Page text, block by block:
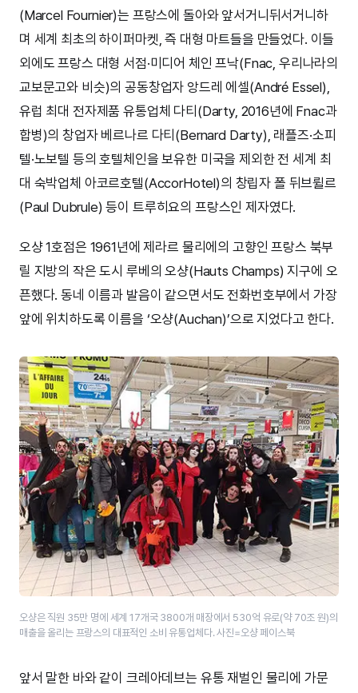
(Marcel Fournier)는 프랑스에 돌아와 앞서거니뒤서거니하
며 세계 최초의 하이퍼마켓, 즉 대형 마트들을 만들었다. 이들
외에도 프랑스 대형 서점·미디어 체인 프낙(Fnac, 우리나라의
교보문고와 비슷)의 공동창업자 앙드레 에셀(André Essel),
유럽 최대 전자제품 유통업체 다티(Darty, 2016년에 Fnac과
합병)의 창업자 베르나르 다티(Bernard Darty), 래플즈·소피
텔·노보텔 등의 호텔체인을 보유한 미국을 제외한 전 세계 최
대 숙박업체 아코르호텔(AccorHotel)의 창립자 폴 뒤브륄르
(Paul Dubrule) 등이 트루히요의 프랑스인 제자였다.
오샹 1호점은 1961년에 제라르 물리에의 고향인 프랑스 북부
릴 지방의 작은 도시 루베의 오샹(Hauts Champs) 지구에 오
픈했다. 동네 이름과 발음이 같으면서도 전화번호부에서 가장
앞에 위치하도록 이름을 ‘오샹(Auchan)’으로 지었다고 한다.
오샹은 직원 35만 명에 세계 17개국 3800개 매장에서 530억 유로(약 70조 원)의
매출을 올리는 프랑스의 대표적인 소비 유통업체다. 사진=오샹 페이스북
앞서 말한 바와 같이 크레아데브는 유통 재벌인 물리에 가문